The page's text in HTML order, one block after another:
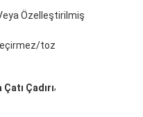
Özelleştirilmiş
toz
Çadırı,